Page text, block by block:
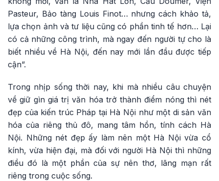
Pasteur, Bảo tàng Louis Finot… nhưng cách khảo tả,
lựa chọn ảnh và tư liệu cũng có phần tinh tế hơn… Lại
có cả những công trình, mà ngay đến người tự cho là
biết nhiều về Hà Nội, đến nay mới lần đầu được tiếp
cận”.
Trong nhịp sống thời nay, khi mà nhiều câu chuyện
về giữ gìn giá trị văn hóa trở thành điểm nóng thì nét
đẹp của kiến trúc Pháp tại Hà Nội như một di sản văn
hóa của riêng thủ đô, mang tâm hồn, tính cách Hà
Nội. Những nét đẹp ấy làm nên một Hà Nội vừa cổ
kính, vừa hiện đại, mà đối với người Hà Nội thì những
điều đó là một phần của sự nên thơ, lãng mạn rất
riêng trong cuộc sống.